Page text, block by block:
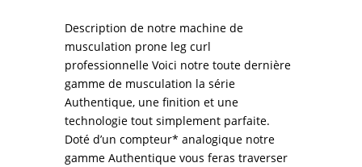
Description de notre machine de
musculation prone leg curl
professionnelle Voici notre toute dernière
gamme de musculation la série
Authentique, une finition et une
technologie tout simplement parfaite.
Doté d’un compteur* analogique notre
gamme Authentique vous feras traverser